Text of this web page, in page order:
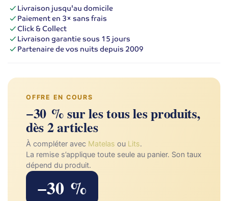
Livraison jusqu'au domicile
Paiement en 3× sans frais
Click & Collect
Livraison garantie sous 15 jours
Partenaire de vos nuits depuis 2009
OFFRE EN COURS
−30 % sur les tous les produits,
dès 2 articles
À compléter avec Matelas ou Lits.
La remise s’applique toute seule au panier. Son taux
dépend du produit.
−30 %